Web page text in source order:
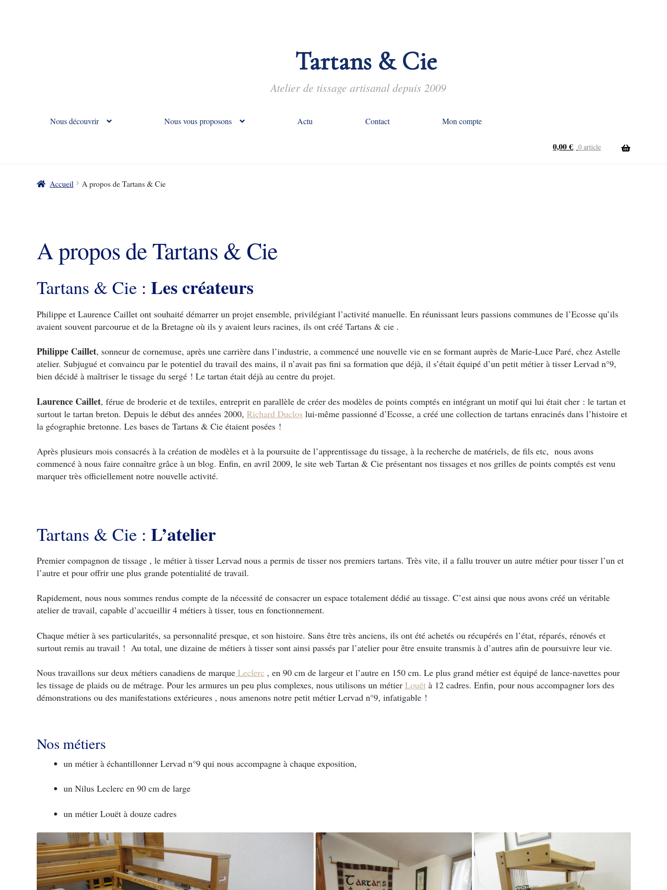
Tartans & Cie
Atelier de tissage artisanal depuis 2009
Nous découvrir Nous vous proposons Actu Contact Mon compte
0,00€ 0 article
Accueil A propos de Tartans & Cie
A propos de Tartans & Cie
Tartans & Cie : Les créateurs
Philippe et Laurence Caillet ont souhaité démarrer un projet ensemble, privilégiant l’activité manuelle. En réunissant leurs passions communes de l’Ecosse qu’ils
avaient souvent parcourue et de la Bretagne où ils y avaient leurs racines, ils ont créé Tartans & cie .
Philippe Caillet, sonneur de cornemuse, après une carrière dans l’industrie, a commencé une nouvelle vie en se formant auprès de Marie-Luce Paré, chez Astelle
atelier. Subjugué et convaincu par le potentiel du travail des mains, il n’avait pas fini sa formation que déjà, il s’était équipé d’un petit métier à tisser Lervad n°9,
bien décidé à maîtriser le tissage du sergé ! Le tartan était déjà au centre du projet.
Laurence Caillet, férue de broderie et de textiles, entreprit en parallèle de créer des modèles de points comptés en intégrant un motif qui lui était cher : le tartan et
surtout le tartan breton. Depuis le début des années 2000, Richard Duclos lui-même passionné d’Ecosse, a créé une collection de tartans enracinés dans l’histoire et
la géographie bretonne. Les bases de Tartans & Cie étaient posées !
Après plusieurs mois consacrés à la création de modèles et à la poursuite de l’apprentissage du tissage, à la recherche de matériels, de fils etc, nous avons
commencé à nous faire connaître grâce à un blog. Enfin, en avril 2009, le site web Tartan & Cie présentant nos tissages et nos grilles de points comptés est venu
marquer très officiellement notre nouvelle activité.
Tartans & Cie : L’atelier
Premier compagnon de tissage , le métier à tisser Lervad nous a permis de tisser nos premiers tartans. Très vite, il a fallu trouver un autre métier pour tisser l’un et
l’autre et pour offrir une plus grande potentialité de travail.
Rapidement, nous nous sommes rendus compte de la nécessité de consacrer un espace totalement dédié au tissage. C’est ainsi que nous avons créé un véritable
atelier de travail, capable d’accueillir 4 métiers à tisser, tous en fonctionnement.
Chaque métier à ses particularités, sa personnalité presque, et son histoire. Sans être très anciens, ils ont été achetés ou récupérés en l’état, réparés, rénovés et
surtout remis au travail ! Au total, une dizaine de métiers à tisser sont ainsi passés par l’atelier pour être ensuite transmis à d’autres afin de poursuivre leur vie.
Nous travaillons sur deux métiers canadiens de marqueLeclerc , en 90 cm de largeur et l’autre en 150 cm. Le plus grand métier est équipé de lance-navettes pour
les tissage de plaids ou de métrage. Pour les armures un peu plus complexes, nous utilisons un métier Louëtà 12 cadres. Enfin, pour nous accompagner lors des
démonstrations ou des manifestations extérieures , nous amenons notre petit métier Lervad n°9, infatigable !
Nos métiers
un métier à échantillonner Lervad n°9 qui nous accompagne à chaque exposition,
un Nilus Leclerc en 90 cm de large
un métier Louët à douze cadres